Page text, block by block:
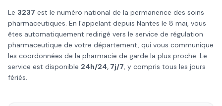
Le 3237 est le numéro national de la permanence des soins
pharmaceutiques. En l'appelant depuis Nantes le 8 mai, vous
êtes automatiquement redirigé vers le service de régulation
pharmaceutique de votre département, qui vous communique
les coordonnées de la pharmacie de garde la plus proche. Le
service est disponible 24h/24, 7j/7, y compris tous les jours
fériés.